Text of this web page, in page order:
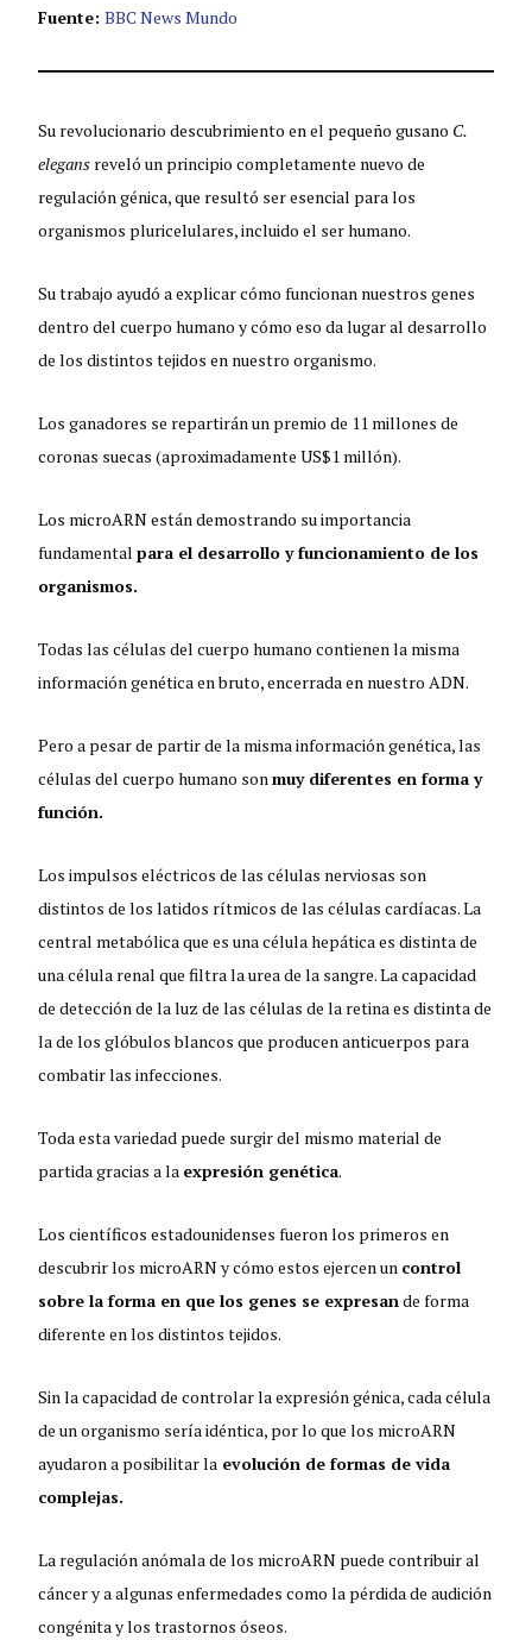
Fuente:BBC News Mundo
Su revolucionario descubrimiento en el pequeño gusano C.
elegans reveló un principio completamente nuevo de
regulación génica, que resultó ser esencial para los
organismos pluricelulares, incluido el ser humano.
Su trabajo ayudó a explicar cómo funcionan nuestros genes
dentro del cuerpo humano y cómo eso da lugar al desarrollo
de los distintos tejidos en nuestro organismo.
Los ganadores se repartirán un premio de 11 millones de
coronas suecas (aproximadamente US$1 millón).
Los microARN están demostrando su importancia
fundamentalpara el desarrollo y funcionamiento de los
organismos.
Todas las células del cuerpo humano contienen la misma
información genética en bruto, encerrada en nuestro ADN.
Pero a pesar de partir de la misma información genética, las
células del cuerpo humano sonmuy diferentes en forma y
función.
Los impulsos eléctricos de las células nerviosas son
distintos de los latidos rítmicos de las células cardíacas. La
central metabólica que es una célula hepática es distinta de
una célula renal que filtra la urea de la sangre. La capacidad
de detección de la luz de las células de la retina es distinta de
la de los glóbulos blancos que producen anticuerpos para
combatir las infecciones.
Toda esta variedad puede surgir del mismo material de
partida gracias a la expresión genética.
Los científicos estadounidenses fueron los primeros en
descubrir los microARN y cómo estos ejercen un control
sobre la forma en que los genes se expresan de forma
diferente en los distintos tejidos.
Sin la capacidad de controlar la expresión génica, cada célula
de un organismo sería idéntica, por lo que los microARN
ayudaron a posibilitar la evolución de formas de vida
complejas.
La regulación anómala de los microARN puede contribuir al
cáncer y a algunas enfermedades como la pérdida de audición
congénita y los trastornos óseos.